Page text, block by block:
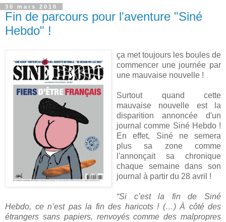
30 mars 2010
Fin de parcours pour l'aventure "Siné
Hebdo" !
ça met toujours les boules de
commencer une journée par
une mauvaise nouvelle !
Surtout quand cette
mauvaise nouvelle est la
disparition annoncée d'un
journal comme Siné Hebdo !
En effet, Siné ne semera
plus sa zone comme
l'annonçait sa chronique
chaque semaine dans son
journal à partir du 28 avril !
“Si c’est la fin de Siné
Hebdo, ce n’est pas la fin des haricots ! (…) À côté des
étrangers sans papiers, renvoyés comme des malpropres